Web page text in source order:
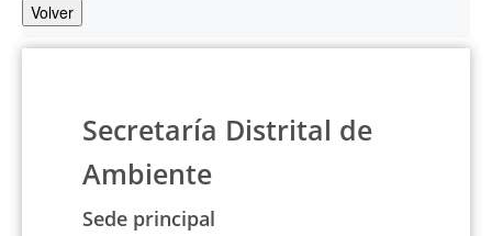
Volver
Secretaría Distrital de
Ambiente
Sede principal